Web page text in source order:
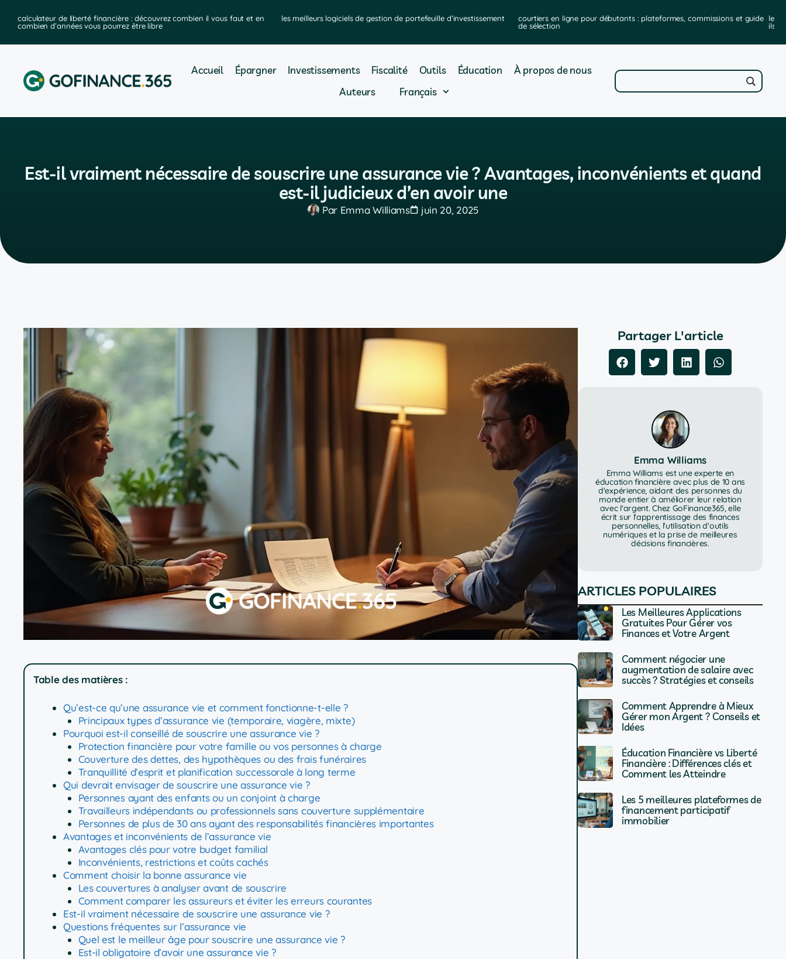
calculateur de liberté financière : découvrez combien il vous faut et en
combien d’années vous pourrez être libre
les meilleurs logiciels de gestion de portefeuille d’investissement
courtiers en ligne pour débutants : plateformes, commissions et guide
de sélection
les
ils
Accueil Épargner Investissements Fiscalité Outils Éducation
À propos de nous
Auteurs
Français
Est-il vraiment nécessaire de souscrire une assurance vie ? Avantages, inconvénients et quand
est-il judicieux d’en avoir une
Par Emma Williams juin 20, 2025
Table des matières :
Qu’est-ce qu’une assurance vie et comment fonctionne-t-elle ?
Principaux types d’assurance vie (temporaire, viagère, mixte)
Pourquoi est-il conseillé de souscrire une assurance vie ?
Protection financière pour votre famille ou vos personnes à charge
Couverture des dettes, des hypothèques ou des frais funéraires
Tranquillité d’esprit et planification successorale à long terme
Qui devrait envisager de souscrire une assurance vie ?
Personnes ayant des enfants ou un conjoint à charge
Travailleurs indépendants ou professionnels sans couverture supplémentaire
Personnes de plus de 30 ans ayant des responsabilités financières importantes
Avantages et inconvénients de l’assurance vie
Avantages clés pour votre budget familial
Inconvénients, restrictions et coûts cachés
Comment choisir la bonne assurance vie
Les couvertures à analyser avant de souscrire
Comment comparer les assureurs et éviter les erreurs courantes
Est-il vraiment nécessaire de souscrire une assurance vie ?
Questions fréquentes sur l’assurance vie
Quel est le meilleur âge pour souscrire une assurance vie ?
Est-il obligatoire d’avoir une assurance vie ?
Partager L'article
Emma Williams
Emma Williams est une experte en
éducation financière avec plus de 10 ans
d'expérience, aidant des personnes du
monde entier à améliorer leur relation
avec l'argent. Chez GoFinance365, elle
écrit sur l'apprentissage des finances
personnelles, l'utilisation d'outils
numériques et la prise de meilleures
décisions financières.
ARTICLES POPULAIRES
Les Meilleures Applications
Gratuites Pour Gérer vos
Finances et Votre Argent
Comment négocier une
augmentation de salaire avec
succès ? Stratégies et conseils
Comment Apprendre à Mieux
Gérer mon Argent ? Conseils et
Idées
Éducation Financière vs Liberté
Financière : Différences clés et
Comment les Atteindre
Les 5 meilleures plateformes de
financement participatif
immobilier